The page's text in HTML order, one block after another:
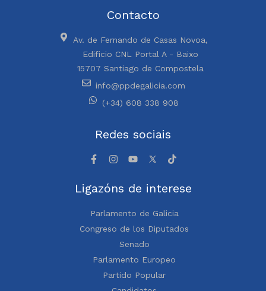
Contacto
Av. de Fernando de Casas Novoa,
Edificio CNL Portal A - Baixo
15707 Santiago de Compostela
info@ppdegalicia.com
(+34) 608 338 908
Redes sociais
Ligazóns de interese
Parlamento de Galicia
Congreso de los Diputados
Senado
Parlamento Europeo
Partido Popular